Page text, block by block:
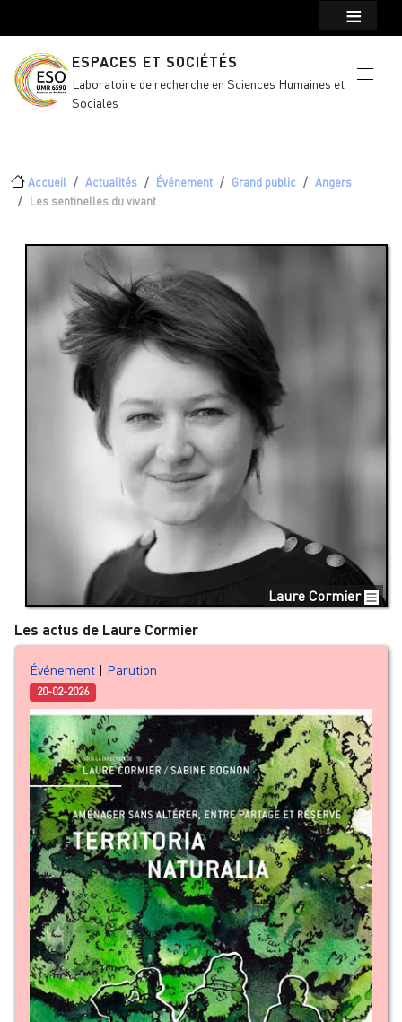
ESPACES ET SOCIÉTÉS
Laboratoire de recherche en Sciences Humaines et
Sociales
Fil d'Ariane
Accueil Actualités Événement Grand public
Angers
Les sentinelles du vivant
Laure Cormier
Les actus de Laure Cormier
Événement | Parution
20-02-2026